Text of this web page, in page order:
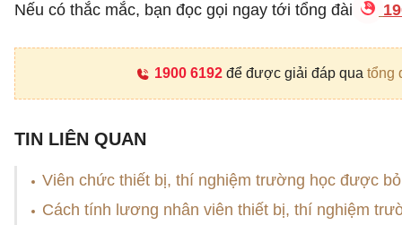
Nếu có thắc mắc, bạn đọc gọi ngay tới tổng đài
1900 6192để được giải đáp qua tổng
TIN LIÊN QUAN
Viên chức thiết bị, thí nghiệm trường học được
Cách tính lương nhân viên thiết bị, thí nghiệm